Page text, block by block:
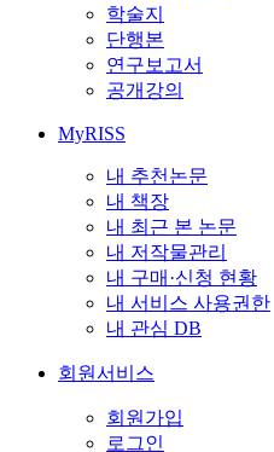
학술지
단행본
연구보고서
공개강의
MyRISS
내 추천논문
내 책장
내 최근 본 논문
내 저작물관리
내 구매·신청 현황
내 서비스 사용권한
내 관심 DB
회원서비스
회원가입
로그인